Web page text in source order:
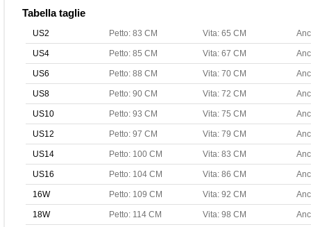
Tabella taglie
US2 Petto: 83 CM Vita: 65 CM
US4 Petto: 85 CM Vita: 67 CM
US6 Petto: 88 CM Vita: 70 CM
US8 Petto: 90 CM Vita: 72 CM
US10 Petto: 93 CM Vita: 75 CM
US12 Petto: 97 CM Vita: 79 CM
US14 Petto: 100 CM Vita: 83 CM
US16 Petto: 104 CM Vita: 86 CM
16W Petto: 109 CM Vita: 92 CM
18W Petto: 114 CM Vita: 98 CM